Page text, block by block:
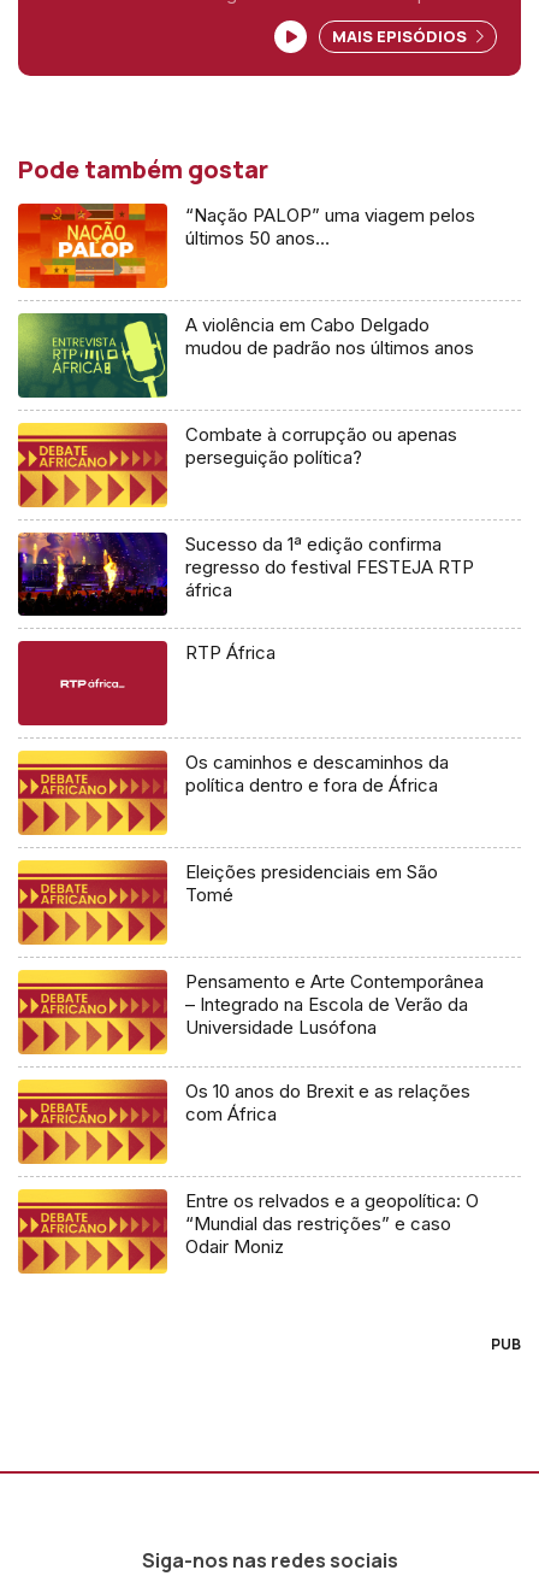
MAIS EPISÓDIOS
Pode também gostar
“Nação PALOP” uma viagem pelos
últimos 50 anos…
A violência em Cabo Delgado
mudou de padrão nos últimos anos
Combate à corrupção ou apenas
perseguição política?
Sucesso da 1ª edição confirma
regresso do festival FESTEJA RTP
áfrica
RTP África
Os caminhos e descaminhos da
política dentro e fora de África
Eleições presidenciais em São
Tomé
Pensamento e Arte Contemporânea
– Integrado na Escola de Verão da
Universidade Lusófona
Os 10 anos do Brexit e as relações
com África
Entre os relvados e a geopolítica: O
“Mundial das restrições” e caso
Odair Moniz
PUB
Siga-nos nas redes sociais